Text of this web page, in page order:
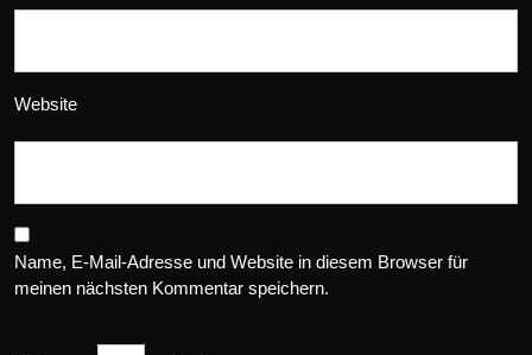
Website
Name, E-Mail-Adresse und Website in diesem Browser für
meinen nächsten Kommentar speichern.